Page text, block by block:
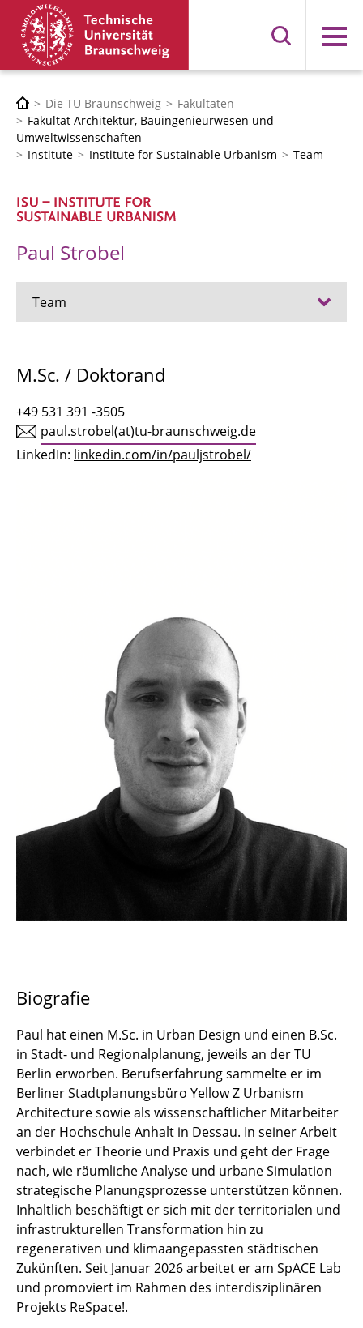
Menü
Die TU Braunschweig
Fakultäten
Fakultät Architektur, Bauingenieurwesen und
Umweltwissenschaften
Institute
Institute for Sustainable Urbanism Team
Paul Strobel
Team
Olaf Mumm
Dr. Marcelo Esteban Muñoz Hidalgo
Dr. Katja Knecht
Dr. David Kreis
José Manuel Piña Contreras
Sandra Rost
M.Sc. / Doktorand
+49 531 391 -3505
paul.strobel(at)tu-braunschweig.de
LinkedIn: linkedin.com/in/pauljstrobel/
Biografie
Paul hat einen M.Sc. in Urban Design und einen B.Sc.
in Stadt- und Regionalplanung, jeweils an der TU
Berlin erworben. Berufserfahrung sammelte er im
Berliner Stadtplanungsbüro Yellow Z Urbanism
Architecture sowie als wissenschaftlicher Mitarbeiter
an der Hochschule Anhalt in Dessau. In seiner Arbeit
verbindet er Theorie und Praxis und geht der Frage
nach, wie räumliche Analyse und urbane Simulation
strategische Planungsprozesse unterstützen können.
Inhaltlich beschäftigt er sich mit der territorialen und
infrastrukturellen Transformation hin zu
regenerativen und klimaangepassten städtischen
Zukünften. Seit Januar 2026 arbeitet er am SpACE Lab
und promoviert im Rahmen des interdisziplinären
Projekts ReSpace!.